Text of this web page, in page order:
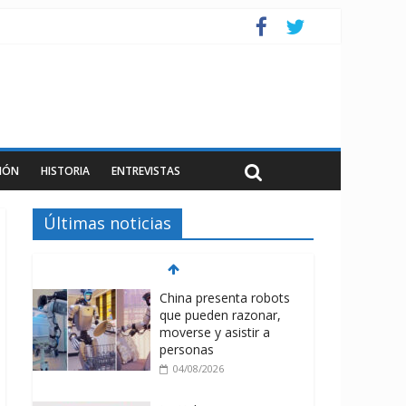
HISTORIA ENTREVISTAS
Últimas noticias
China presenta robots
que pueden razonar,
moverse y asistir a
personas
04/08/2026